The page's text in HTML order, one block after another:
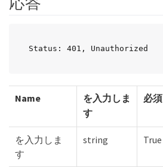
Status: 401, Unauthorized
Name
を入力しま
す
必須
を入力しま
す
string True